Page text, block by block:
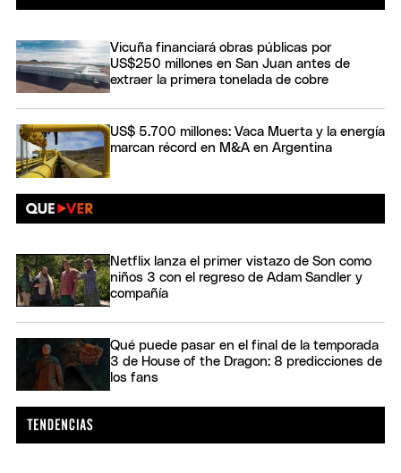
Vicuña financiará obras públicas por
US$250 millones en San Juan antes de
extraer la primera tonelada de cobre
US$ 5.700 millones: Vaca Muerta y la energía
marcan récord en M&A en Argentina
Netflix lanza el primer vistazo de Son como
niños 3 con el regreso de Adam Sandler y
compañía
Qué puede pasar en el final de la temporada
3 de House of the Dragon: 8 predicciones de
los fans